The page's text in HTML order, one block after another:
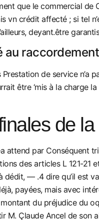
que le commercial de
vn crédit affecté ; si tel
deyant.être
au raccordement
de service n’a
être ‘mis à la charge
de
attend par Conséquent
des articles L 121-21
— .4 dire qu’il est
payées, mais avec
du préjudice du
M. Çlaude Ancel de son